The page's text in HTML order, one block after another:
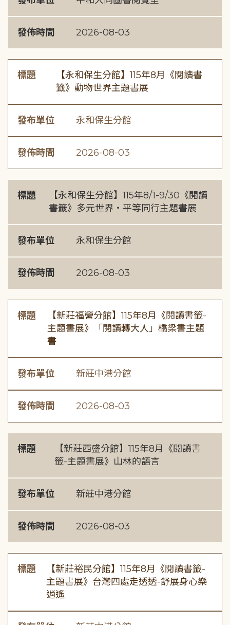
發佈時間 2026-08-03
標題
【永和保生分館】115年8月《閱讀書
籤》動物世界主題書展
發布單位 永和保生分館
發佈時間 2026-08-03
標題
【永和保生分館】115年8/1-9/30《閱讀
書籤》多元世界・平等同行主題書展
發布單位 永和保生分館
發佈時間 2026-08-03
標題
【新莊福營分館】115年8月《閱讀書籤-
主題書展》「閱讀轉大人」橋梁書主題
書
發布單位 新莊中港分館
發佈時間 2026-08-03
標題
【新莊西盛分館】115年8月《閱讀書
籤-主題書展》山林的語言
發布單位 新莊中港分館
發佈時間 2026-08-03
標題
【新莊裕民分館】115年8月《閱讀書籤-
主題書展》台灣四處走透透-舒展身心樂
逍遙